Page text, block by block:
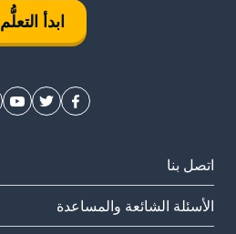
ابدأ التعلُّم
اتصل بنا
الأسئلة الشائعة والمساعدة